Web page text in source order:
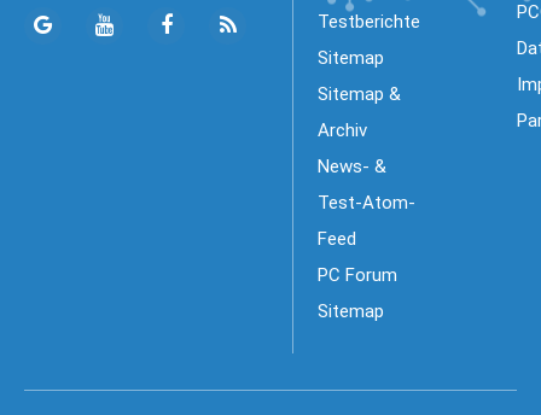
Testberichte
Sitemap
Sitemap &
Archiv
News- &
Test-Atom-
Feed
PC Forum
Sitemap